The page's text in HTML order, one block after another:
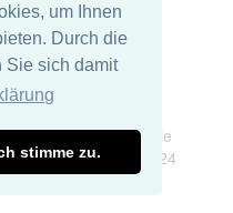
um Ihnen
Durch die
Sie sich damit
stimme zu.
aber mit einem
im Bereich
keine Haftung für die
Seite. DDDEasy 2024